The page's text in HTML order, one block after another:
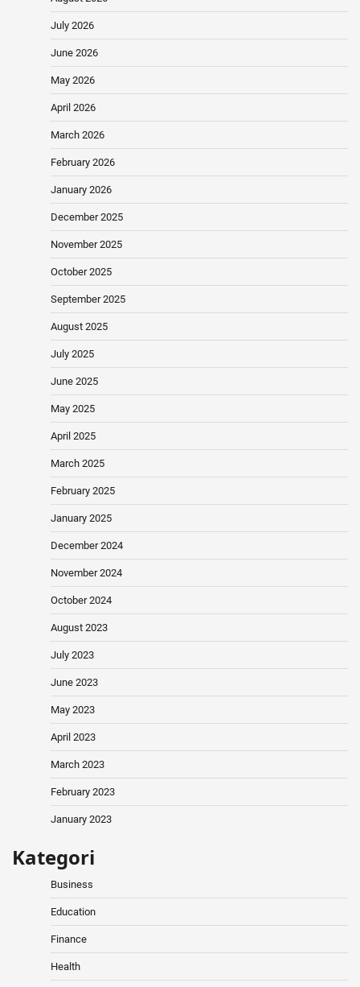
July 2026
June 2026
May 2026
April 2026
March 2026
February 2026
January 2026
December 2025
November 2025
October 2025
September 2025
August 2025
July 2025
June 2025
May 2025
April 2025
March 2025
February 2025
January 2025
December 2024
November 2024
October 2024
August 2023
July 2023
June 2023
May 2023
April 2023
March 2023
February 2023
January 2023
Kategori
Business
Education
Finance
Health